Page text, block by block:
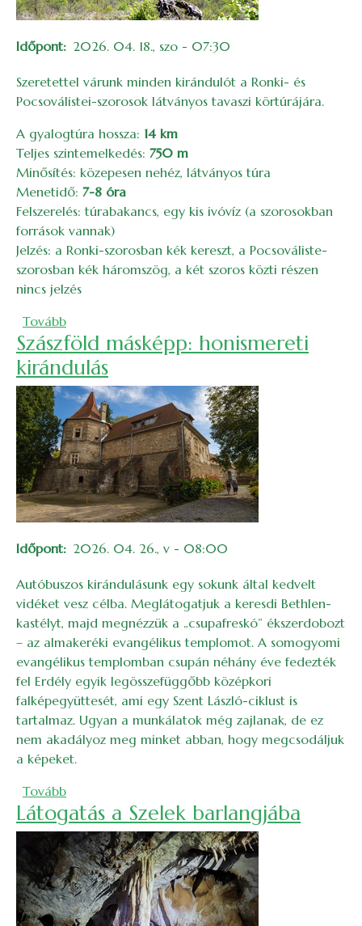
Időpont 2026. 04. 18., szo - 07:30
Szeretettel várunk minden kirándulót a Ronki- és
Pocsoválistei-szorosok látványos tavaszi körtúrájára.
A gyalogtúra hossza: 14 km
Teljes szintemelkedés: 750 m
Minősítés: közepesen nehéz, látványos túra
Menetidő: 7-8 óra
Felszerelés: túrabakancs, egy kis ivóvíz (a szorosokban
források vannak)
Jelzés: a Ronki-szorosban kék kereszt, a Pocsováliste-
szorosban kék háromszög, a két szoros közti részen
nincs jelzés
Tovább(A Ronki- és a Pocsoválistei-szorosok tavaszi
Szászföld másképp: honismereti
kirándulás
Időpont 2026. 04. 26., v - 08:00
Autóbuszos kirándulásunk egy sokunk által kedvelt
vidéket vesz célba. Meglátogatjuk a keresdi Bethlen-
kastélyt, majd megnézzük a „csupafreskó” ékszerdobozt
– az almakeréki evangélikus templomot. A somogyomi
evangélikus templomban csupán néhány éve fedezték
fel Erdély egyik legösszefüggőbb középkori
falképegyüttesét, ami egy Szent László-ciklust is
tartalmaz. Ugyan a munkálatok még zajlanak, de ez
nem akadályoz meg minket abban, hogy megcsodáljuk
a képeket.
Tovább(Szászföld másképp: honismereti kirándulás )
Látogatás a Szelek barlangjába